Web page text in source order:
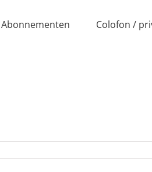
Abonnementen Colofon /